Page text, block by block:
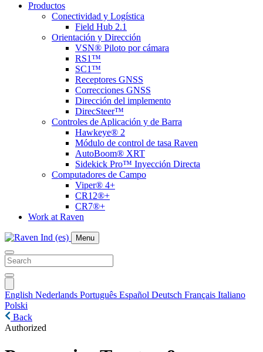
Productos
Conectividad y Logística
Field Hub 2.1
Orientación y Dirección
VSN® Piloto por cámara
RS1™
SC1™
Receptores GNSS
Correcciones GNSS
Dirección del implemento
DirecSteer™
Controles de Aplicación y de Barra
Hawkeye® 2
Módulo de control de tasa Raven
AutoBoom® XRT
Sidekick Pro™ Inyección Directa
Computadores de Campo
Viper® 4+
CR12®+
CR7®+
Work at Raven
Menu
English Nederlands Português Español Deutsch Français Italiano
Polski
Back
Authorized